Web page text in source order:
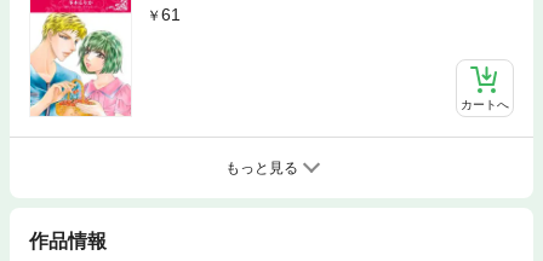
61
カートへ
もっと見る
作品情報